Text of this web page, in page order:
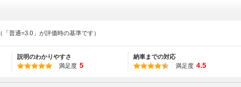
（「普通=3.0」が評価時の基準です）
説明のわかりやすさ
満足度 5
納車までの対応
満足度 4.5